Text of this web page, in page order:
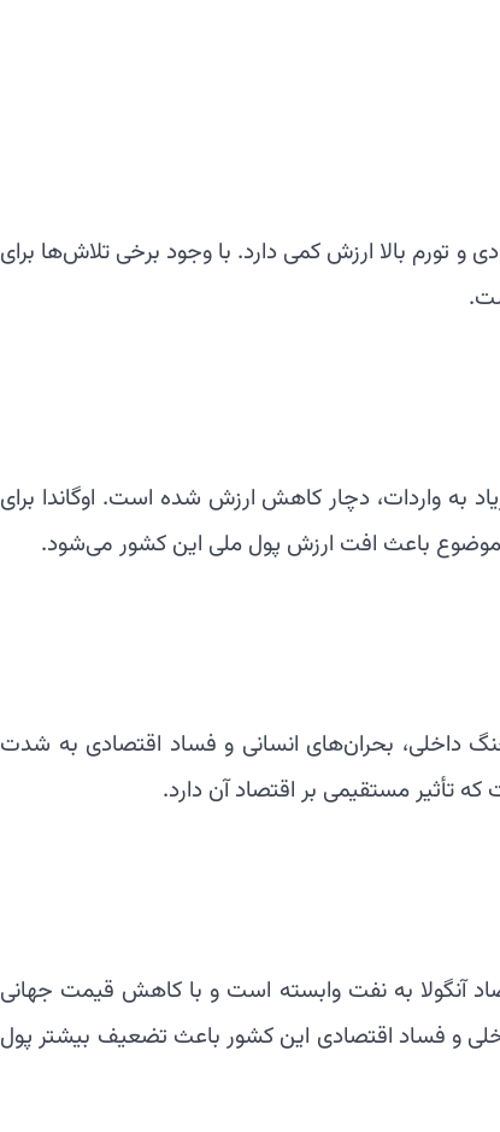
تورم بالا ارزش کمی دارد. با وجود برخی تلاش‌ها برای
به واردات، دچار کاهش ارزش شده است. اوگاندا برای
موضوع باعث افت ارزش پول ملی این کشور می‌شود.
داخلی، بحران‌های انسانی و فساد اقتصادی به شدت
مستقیمی بر اقتصاد آن دارد.
آنگولا به نفت وابسته است و با کاهش قیمت جهانی
و فساد اقتصادی این کشور باعث تضعیف بیشتر پول